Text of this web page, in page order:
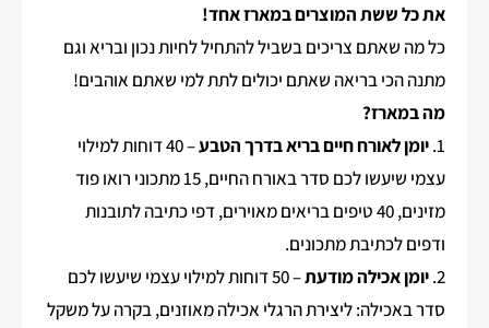
את כל ששת המוצרים במארז אחד!
כל מה שאתם צריכים בשביל להתחיל לחיות נכון ובריא וגם
מתנה הכי בריאה שאתם יכולים לתת למי שאתם אוהבים!
מה במארז?
1. יומן לאורח חיים בריא בדרך הטבע
– 40 דוחות למילוי
עצמי שיעשו לכם סדר באורח החיים, 15 מתכוני רואו פוד
מזינים, 40 טיפים בריאים מאוירים, דפי כתיבה לתובנות
ודפים לכתיבת מתכונים.
2. יומן אכילה מודעת
– 50 דוחות למילוי עצמי שיעשו לכם
סדר באכילה: ליצירת הרגלי אכילה מאוזנים, בקרה על משקל